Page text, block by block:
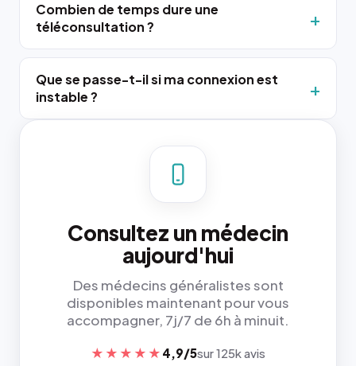
Combien de temps dure une
téléconsultation ?
Que se passe-t-il si ma connexion est
instable ?
Consultez un médecin
aujourd'hui
Des médecins généralistes sont
disponibles maintenant pour vous
accompagner, 7j/7 de 6h à minuit.
★★★★★ 4,9/5sur 125k avis